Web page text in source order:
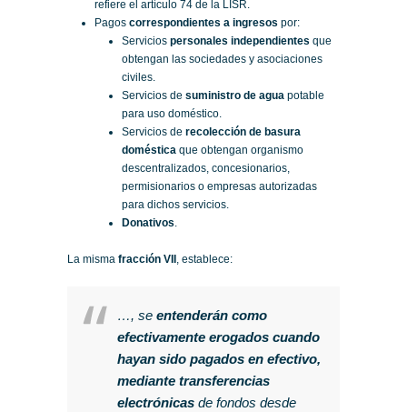
refiere el artículo 74 de la LISR.
Pagos correspondientes a ingresos por:
Servicios personales independientes que
obtengan las sociedades y asociaciones
civiles.
Servicios de suministro de agua potable
para uso doméstico.
Servicios de recolección de basura
doméstica que obtengan organismo
descentralizados, concesionarios,
permisionarios o empresas autorizadas
para dichos servicios.
Donativos
La misma fracción VII , establece:
…, se entenderán como
efectivamente erogados cuando
hayan sido pagados en efectivo,
mediante transferencias
electrónicas de fondos desde